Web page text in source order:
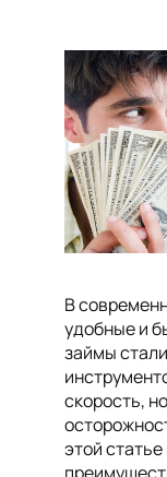
В
удобные и
займы
скорость,
этой